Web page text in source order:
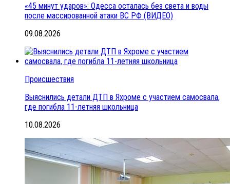
«45 минут ударов»: Одесса осталась без света и воды
после массированной атаки ВС РФ (ВИДЕО)
09.08.2026
Происшествия
Выяснились детали ДТП в Яхроме с участием самосвала,
где погибла 11-летняя школьница
10.08.2026